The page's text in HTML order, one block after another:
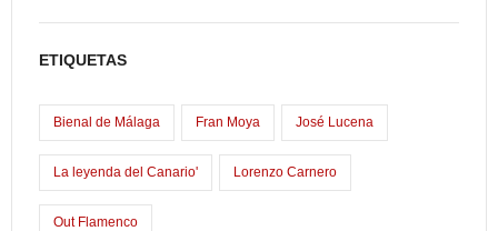
c
e
b
o
o
k
st
o
d
o
n
ail m
ar
tir
ETIQUETAS
Bienal de Málaga Fran Moya José Lucena
La leyenda del Canario' Lorenzo Carnero
Out Flamenco